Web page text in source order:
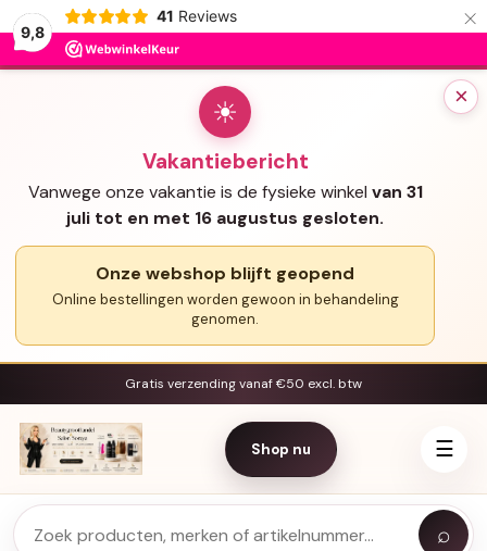
9,8
41 Reviews ×
×
☀
Vakantiebericht
Vanwege onze vakantie is de fysieke winkel van 31
juli tot en met 16 augustus gesloten.
Onze webshop blijft geopend
Online bestellingen worden gewoon in behandeling
genomen.
Gratis verzending vanaf €50 excl. btw
Shop nu ☰
⌕